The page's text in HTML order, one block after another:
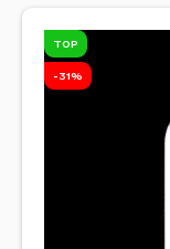
TOP
-31%